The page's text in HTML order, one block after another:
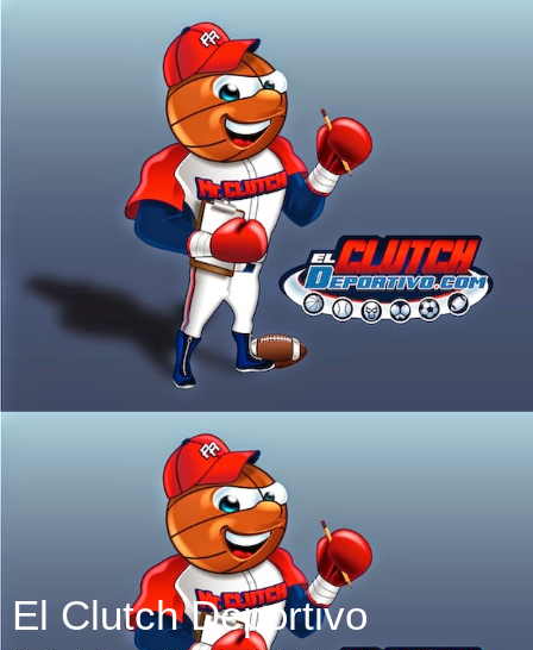
El Clutch Deportivo